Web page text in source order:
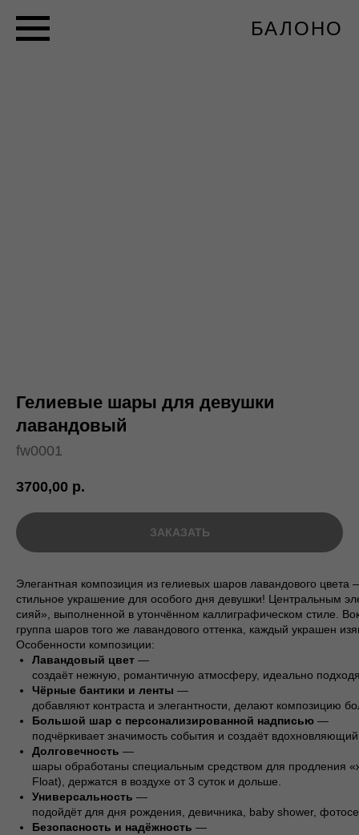
БАЛОНО
Гелиевые шары для девушки
лавандовый
fw0001
3700,00 р.
ЗАКАЗАТЬ
Элегантная композиция из гелиевых шаров лавандового цвета
стильное украшение для особого дня девушки! Центральным
сияй», выполненной в утончённом каллиграфическом стиле.
группа шаров того же лавандового оттенка, каждый украшен
Особенности композиции:
Лавандовый цвет —
создаёт нежную, романтичную атмосферу, идеально
Чёрные бантики и ленты —
добавляют контраста и элегантности, делают композицию
Большой шар с персонализированной надписью —
подчёркивает значимость события и создаёт
Долговечность —
шары обработаны специальным средством для продления
Float), держатся в воздухе от 3 суток и дольше.
Универсальность —
подойдёт для дня рождения, девичника, baby shower,
Безопасность и надёжность —